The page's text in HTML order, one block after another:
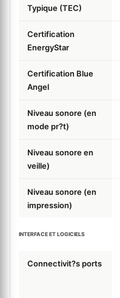
Typique (TEC)
Certification
EnergyStar
Certification Blue
Angel
Niveau sonore (en
mode pr?t)
Niveau sonore en
veille)
Niveau sonore (en
impression)
INTERFACE ET LOGICIELS
Connectivit?s ports